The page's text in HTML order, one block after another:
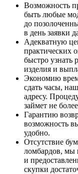
Возможность
быть любые
до
в день заявки
Адекватную
практических
быстро узнать
изделия и
Экономию
сдать часы,
адресу.
займет не
Гарантию
возможность
удобно.
Отсутствие
ломбардов, мы
и
скупки